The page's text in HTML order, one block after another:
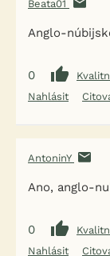
Beata01
Anglo-
0
Nahlásit
AntoninY
Ano, anglo-
0
Nahlásit